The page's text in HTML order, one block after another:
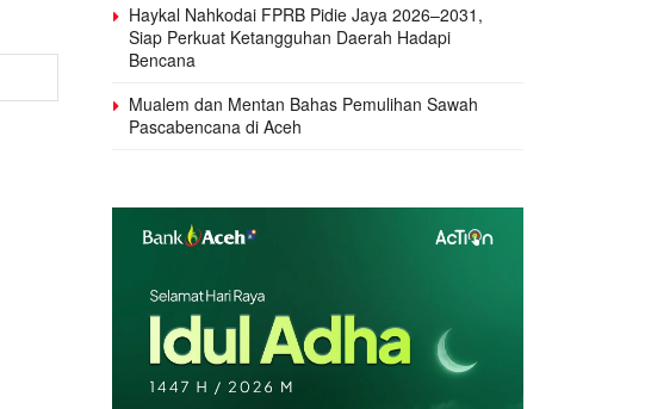
Haykal Nahkodai FPRB Pidie Jaya 2026–2031,
Siap Perkuat Ketangguhan Daerah Hadapi
Bencana
Mualem dan Mentan Bahas Pemulihan Sawah
Pascabencana di Aceh